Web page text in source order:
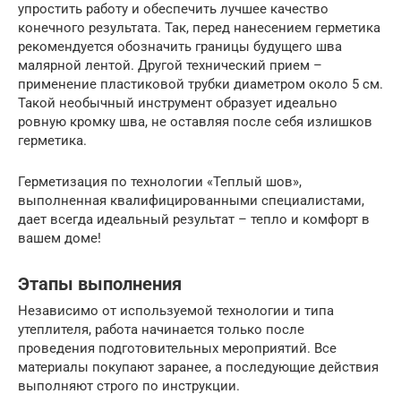
упростить работу и обеспечить лучшее качество
конечного результата. Так, перед нанесением герметика
рекомендуется обозначить границы будущего шва
малярной лентой. Другой технический прием –
применение пластиковой трубки диаметром около 5 см.
Такой необычный инструмент образует идеально
ровную кромку шва, не оставляя после себя излишков
герметика.
Герметизация по технологии «Теплый шов»,
выполненная квалифицированными специалистами,
дает всегда идеальный результат – тепло и комфорт в
вашем доме!
Этапы выполнения
Независимо от используемой технологии и типа
утеплителя, работа начинается только после
проведения подготовительных мероприятий. Все
материалы покупают заранее, а последующие действия
выполняют строго по инструкции.